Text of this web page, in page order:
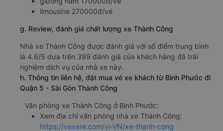
limousine 270000đ/vé
g. Review, đánh giá chất lượng xe Thành Công
Nhà xe Thành Công được đánh giá với số điểm trung bình
là 4.6/5 dựa trên 399 đánh giá của khách hàng đã trải
nghiệm dịch vụ của nhà xe này.
h. Thông tin liên hệ, đặt mua vé xe khách từ Bình Phước đi
Quận 5 - Sài Gòn Thành Công
Văn phòng xe Thành Công ở Bình Phước:
Xem địa chỉ văn phòng nhà xe Thành Công:
https://vexere.com/vi-VN/xe-thanh-cong